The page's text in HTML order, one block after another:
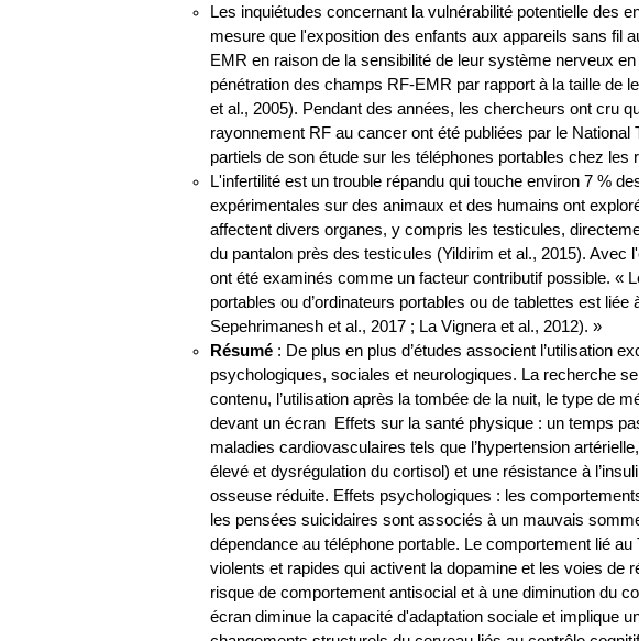
Les inquiétudes concernant la vulnérabilité potentielle des
mesure que l'exposition des enfants aux appareils sans fil
EMR en raison de la sensibilité de leur système nerveux
pénétration des champs RF-EMR par rapport à la taille de
et al., 2005). Pendant des années, les chercheurs ont cru
rayonnement RF au cancer ont été publiées par le
partiels de son étude sur les téléphones portables chez les
L'infertilité est un trouble répandu qui touche environ 7 %
expérimentales sur des animaux et des humains ont
affectent divers organes, y compris les testicules,
du pantalon près des testicules (Yildirim et al., 2015).
ont été examinés comme un facteur contributif possible. «
portables ou d’ordinateurs portables ou de tablettes est
Sepehrimanesh et al., 2017 ; La Vignera et al., 2012). »
Résumé : De plus en plus d’études associent l’utilisation
psychologiques, sociales et neurologiques. La recherche
contenu, l’utilisation après la tombée de la nuit, le type de
devant un écran Effets sur la santé physique : un temps
maladies cardiovasculaires tels que l’hypertension
élevé et dysrégulation du cortisol) et une résistance à
osseuse réduite. Effets psychologiques : les
les pensées suicidaires sont associés à un mauvais
dépendance au téléphone portable. Le comportement lié
violents et rapides qui activent la dopamine et les voies de
risque de comportement antisocial et à une diminution du
écran diminue la capacité d'adaptation sociale et implique